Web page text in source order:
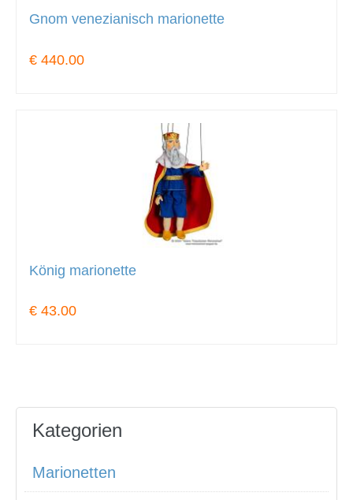
Gnom venezianisch marionette
€ 440.00
König marionette
€ 43.00
Kategorien
Marionetten